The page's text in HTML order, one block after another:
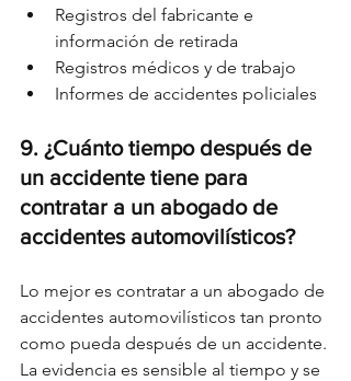
Registros del fabricante e
información de retirada
Registros médicos y de trabajo
Informes de accidentes policiales
9. ¿Cuánto tiempo después de
un accidente tiene para
contratar a un abogado de
accidentes automovilísticos?
Lo mejor es contratar a un abogado de
accidentes automovilísticos tan pronto
como pueda después de un accidente.
La evidencia es sensible al tiempo y se